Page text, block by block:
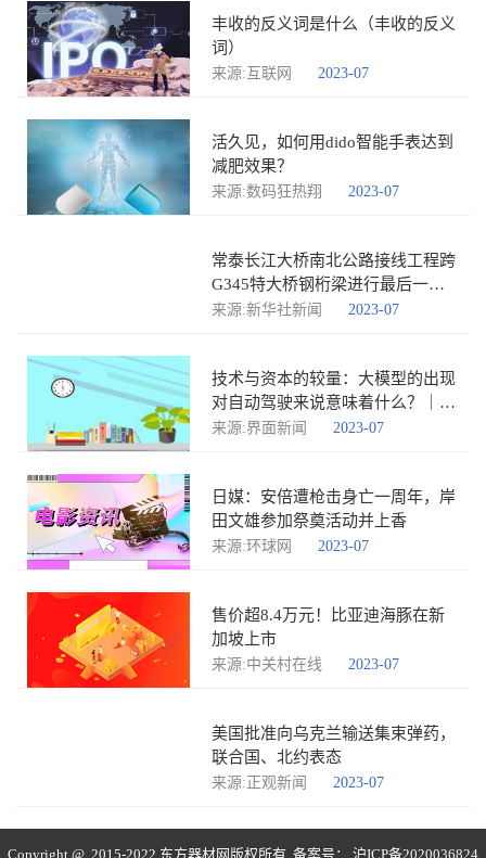
丰收的反义词是什么（丰收的反义
词）
来源:互联网 2023-07
活久见，如何用dido智能手表达到
减肥效果？
来源:数码狂热翔 2023-07
常泰长江大桥南北公路接线工程跨
G345特大桥钢桁梁进行最后一次
顶推作业
来源:新华社新闻 2023-07
技术与资本的较量：大模型的出现
对自动驾驶来说意味着什么？｜
WAIC观察
来源:界面新闻 2023-07
日媒：安倍遭枪击身亡一周年，岸
田文雄参加祭奠活动并上香
来源:环球网 2023-07
售价超8.4万元！比亚迪海豚在新
加坡上市
来源:中关村在线 2023-07
美国批准向乌克兰输送集束弹药，
联合国、北约表态
来源:正观新闻 2023-07
Copyright @ 2015-2022 东方器材网版权所有 备案号： 沪ICP备2020036824